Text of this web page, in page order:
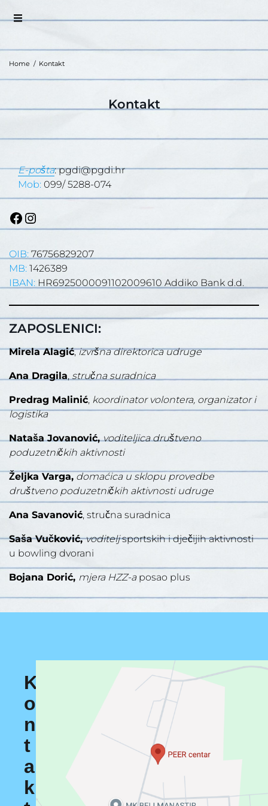
Home / Kontakt
Kontakt
E-pošta: pgdi@pgdi.hr
Mob: 099/ 5288-074
OIB: 76756829207
MB: 1426389
IBAN: HR6925000091102009610 Addiko Bank d.d.
ZAPOSLENICI:
Mirela Alagić,izvršna direktorica udruge
Ana Dragila,stručna suradnica
Predrag Malinić, koordinator volontera, organizator i
logistika
Nataša Jovanović,voditeljica društveno
poduzetničkih aktivnosti
Željka Varga, domaćica u sklopu provedbe
društveno poduzetničkih aktivnosti udruge
Ana Savanović, stručna suradnica
Saša Vučković,voditeljsportskih i dječijih aktivnosti
u bowling dvorani
Bojana Dorić, mjera HZZ-a posao plus
K
o
n
t
a
k